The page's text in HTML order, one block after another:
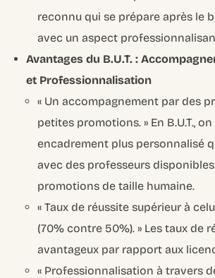
reconnu qui se prépare après le
avec un aspect
Avantages du B.U.T. :
et Professionnalisation
« Un accompagnement par des
petites promotions. » En B.U.T., on
encadrement plus personnalisé
avec des professeurs
promotions de taille humaine.
« Taux de réussite supérieur à
(70% contre 50%). » Les taux de
avantageux par rapport aux
« Professionnalisation à travers